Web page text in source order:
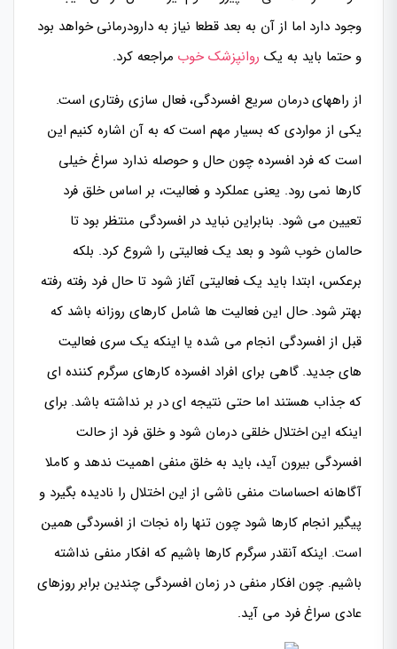
وجود دارد اما از آن به بعد قطعا نیاز به دارودرمانی خواهد بود
و حتما باید به یک روانپزشک خوب مراجعه کرد.
از راههای درمان سریع افسردگی، فعال سازی رفتاری است.
یکی از مواردی که بسیار مهم است که به آن اشاره کنیم این
است که فرد افسرده چون حال و حوصله ندارد سراغ خیلی
کارها نمی رود. یعنی عملکرد و فعالیت، بر اساس خلق فرد
تعیین می شود. بنابراین نباید در افسردگی منتظر بود تا
حالمان خوب شود و بعد یک فعالیتی را شروع کرد. بلکه
برعکس، ابتدا باید یک فعالیتی آغاز شود تا حال فرد رفته رفته
بهتر شود. حال این فعالیت ها شامل کارهای روزانه باشد که
قبل از افسردگی انجام می شده یا اینکه یک سری فعالیت
های جدید. گاهی برای افراد افسرده کارهای سرگرم کننده ای
که جذاب هستند اما حتی نتیجه ای در بر نداشته باشد. برای
اینکه این اختلال خلقی درمان شود و خلق فرد از حالت
افسردگی بیرون آید، باید به خلق منفی اهمیت ندهد و کاملا
آگاهانه احساسات منفی ناشی از این اختلال را نادیده بگیرد و
پیگیر انجام کارها شود چون تنها راه نجات از افسردگی همین
است. اینکه آنقدر سرگرم کارها باشیم که افکار منفی نداشته
باشیم. چون افکار منفی در زمان افسردگی چندین برابر روزهای
عادی سراغ فرد می آید.